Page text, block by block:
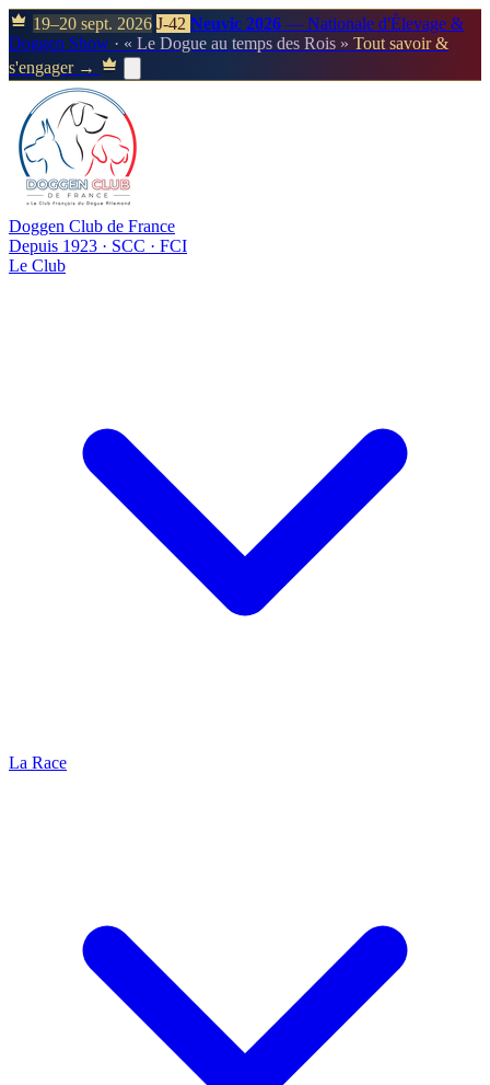
19–20 sept. 2026 J-42 Neuvic 2026 — Nationale d'Élevage &
Doggen Show · « Le Dogue au temps des Rois » Tout savoir &
s'engager →
Doggen Club de France
Depuis 1923 · SCC · FCI
Le Club
La Race